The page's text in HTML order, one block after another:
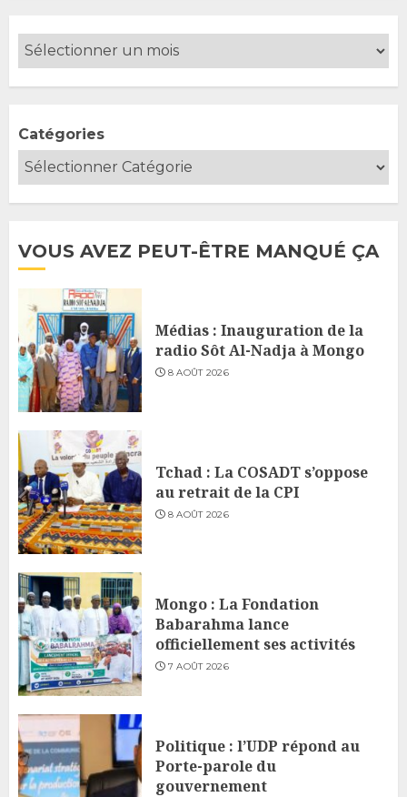
Catégories
VOUS AVEZ PEUT-ÊTRE MANQUÉ ÇA
Médias : Inauguration de la
radio Sôt Al-Nadja à Mongo
8 AOÛT 2026
Tchad : La COSADT s’oppose
au retrait de la CPI
8 AOÛT 2026
Mongo : La Fondation
Babarahma lance
officiellement ses activités
7 AOÛT 2026
Politique : l’UDP répond au
Porte-parole du
gouvernement